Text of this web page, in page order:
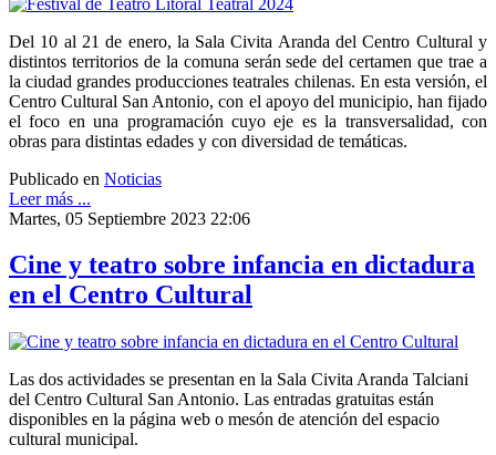
Del 10 al 21 de enero, la Sala Civita Aranda del Centro Cultural y
distintos territorios de la comuna serán sede del certamen que trae a
la ciudad grandes producciones teatrales chilenas. En esta versión, el
Centro Cultural San Antonio, con el apoyo del municipio, han fijado
el foco en una programación cuyo eje es la transversalidad, con
obras para distintas edades y con diversidad de temáticas.
Publicado en Noticias
Leer más ...
Martes, 05 Septiembre 2023 22:06
Cine y teatro sobre infancia en dictadura
en el Centro Cultural
Las dos actividades se presentan en la Sala Civita Aranda Talciani
del Centro Cultural San Antonio. Las entradas gratuitas están
disponibles en la página web o mesón de atención del espacio
cultural municipal.